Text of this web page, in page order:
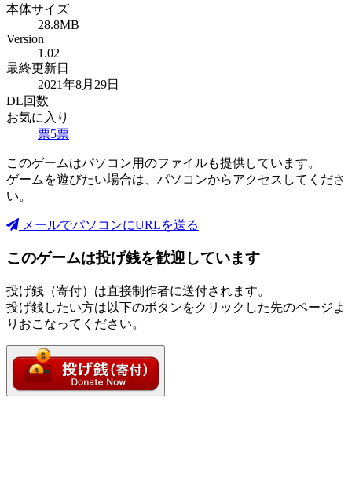
本体サイズ
28.8MB
Version
1.02
最終更新日
2021年8月29日
DL回数
お気に入り
票5票
このゲームはパソコン用のファイルも提供しています。
ゲームを遊びたい場合は、パソコンからアクセスしてくださ
い。
メールでパソコンにURLを送る
このゲームは投げ銭を歓迎しています
投げ銭（寄付）は直接制作者に送付されます。
投げ銭したい方は以下のボタンをクリックした先のページよ
りおこなってください。